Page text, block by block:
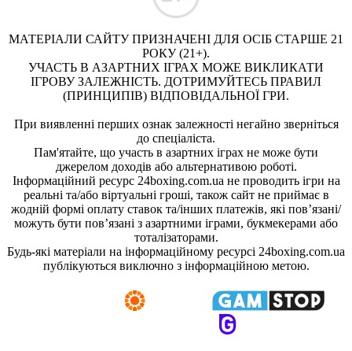
МАТЕРІАЛИ САЙТУ ПРИЗНАЧЕНІ ДЛЯ ОСІБ СТАРШЕ 21
РОКУ (21+).
УЧАСТЬ В АЗАРТНИХ ІГРАХ МОЖЕ ВИКЛИКАТИ
ІГРОВУ ЗАЛЕЖНІСТЬ. ДОТРИМУЙТЕСЬ ПРАВИЛ
(ПРИНЦИПІВ) ВІДПОВІДАЛЬНОЇ ГРИ.
При виявленні перших ознак залежності негайно зверніться
до спеціаліста.
Пам'ятайте, що участь в азартних іграх не може бути
джерелом доходів або альтернативою роботі.
Інформаційний ресурс 24boxing.com.ua не проводить ігри на
реальні та/або віртуальні гроші, також сайт не приймає в
жодній формі оплату ставок та/інших платежів, які пов’язані/
можуть бути пов’язані з азартними іграми, букмекерами або
тоталізаторами.
Будь-які матеріали на інформаційному ресурсі 24boxing.com.ua
публікуються виключно з інформаційною метою.